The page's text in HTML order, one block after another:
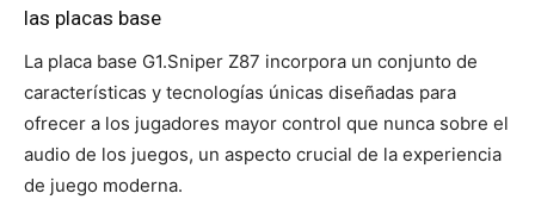
las placas base
La placa base G1.Sniper Z87 incorpora un conjunto de
características y tecnologías únicas diseñadas para
ofrecer a los jugadores mayor control que nunca sobre el
audio de los juegos, un aspecto crucial de la experiencia
de juego moderna.